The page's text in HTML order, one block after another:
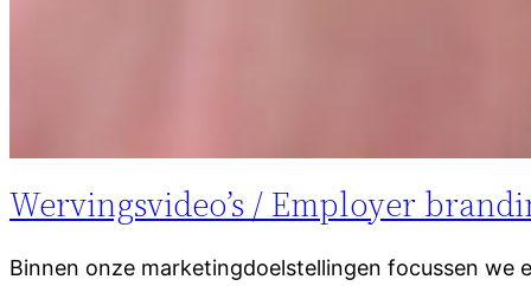
Wervingsvideo’s / Employer
Binnen onze marketingdoelstellingen focussen we